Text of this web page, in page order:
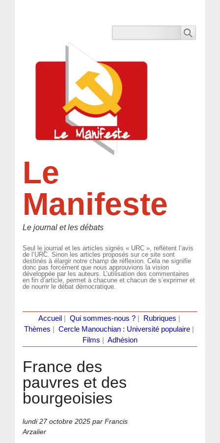
Le
Manifeste
Le journal et les débats
Seul le journal et les articles signés « URC », reflètent l’avis
de l’URC. Sinon les articles proposés sur ce site sont
destinés à élargir notre champ de réflexion. Cela ne signifie
donc pas forcément que nous approuvions la vision
développée par les auteurs. L’utilisation des commentaires
en fin d’article, permet à chacune et chacun de s’exprimer et
de nourrir le débat démocratique.
Accueil Qui sommes-nous ?| Rubriques
Thèmes
Cercle Manouchian : Université populaire
Films
Adhésion
France des
pauvres et des
bourgeoisies
lundi 27 octobre 2025 par Francis
Arzalier